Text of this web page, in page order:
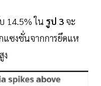
14.5% ใน รูป 3 จะ
แซงชั่นจากการยึดแห
ง